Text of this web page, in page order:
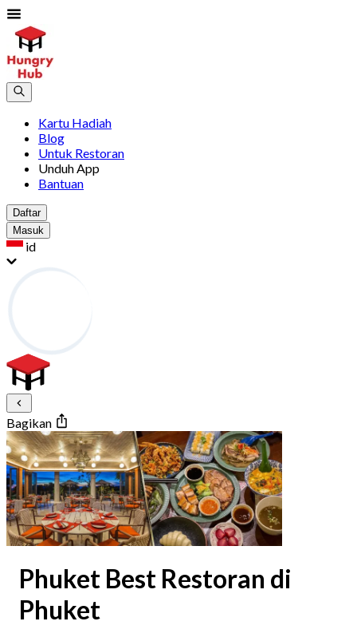
Kartu Hadiah
Blog
Untuk Restoran
Unduh App
Bantuan
Daftar
Masuk
id
Bagikan
Phuket Best Restoran di
Phuket